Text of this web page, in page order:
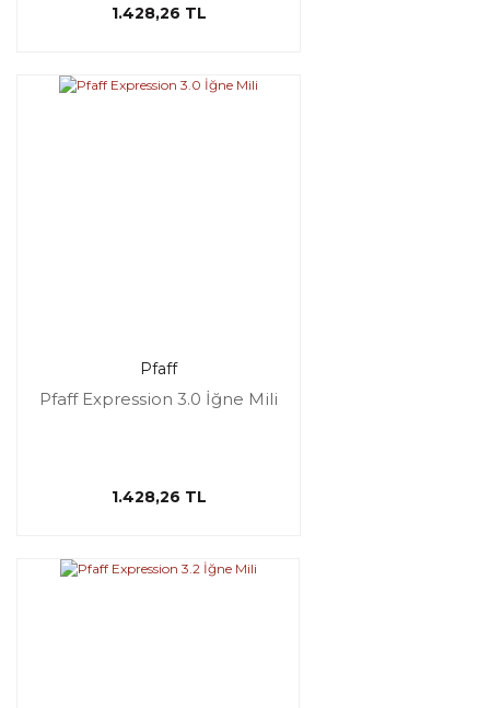
1.428,26 TL
Pfaff
Pfaff Expression 3.0 İğne Mili
1.428,26 TL